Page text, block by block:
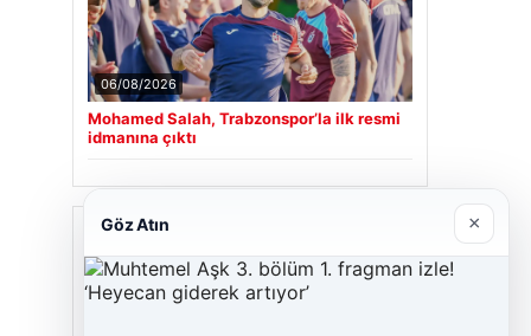
06/08/2026
Mohamed Salah, Trabzonspor’la ilk resmi
idmanına çıktı
Son Eklenen Firmalar
Cengiz Sigorta
Göz Atın ×